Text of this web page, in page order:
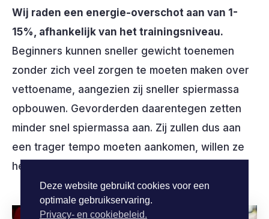
Deze website gebruikt cookies voor een
optimale gebruikservaring.
Privacy- en cookiebeleid.
Wij raden een energie-overschot aan van 1-
15%, afhankelijk van het trainingsniveau.
Beginners kunnen sneller gewicht toenemen
zonder zich veel zorgen te moeten maken over
vettoename, aangezien zij sneller spiermassa
opbouwen. Gevorderden daarentegen zetten
minder snel spiermassa aan. Zij zullen dus aan
een trager tempo moeten aankomen, willen ze
het aankomen in vetmassa beperken.